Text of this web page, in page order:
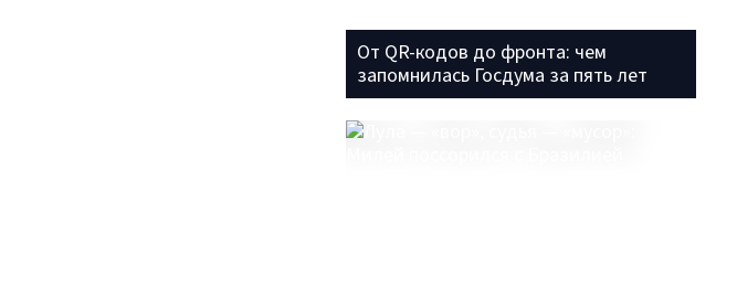
От QR-кодов до фронта: чем
запомнилась Госдума за пять лет